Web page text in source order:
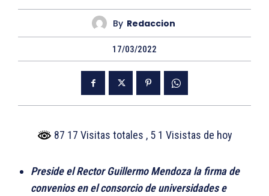
By Redaccion
17/03/2022
87 17 Visitas totales , 5 1 Visistas de hoy
Preside el Rector Guillermo Mendoza la firma de
convenios en el consorcio de universidades e